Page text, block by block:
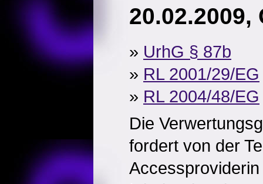
20.02.2009,
» UrhG § 87b
» RL 2001/29/EG
» RL 2004/48/EG
Die
fordert von der